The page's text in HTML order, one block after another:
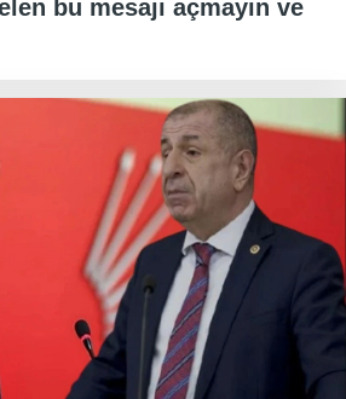
bu mesajı açmayın ve